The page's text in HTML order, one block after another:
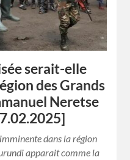
serait-elle
des Grands
Neretse
dans la région
apparait comme la